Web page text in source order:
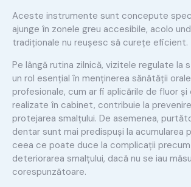
Aceste instrumente sunt concepute
ajunge în zonele greu accesibile, acolo
tradiționale nu reușesc să curețe eficient.
Pe lângă rutina zilnică, vizitele regulate la
un rol esențial în menținerea sănătății
profesionale, cum ar fi aplicările de fluor și
realizate în cabinet, contribuie la
protejarea smalțului. De asemenea,
dentar sunt mai predispuși la acumularea
ceea ce poate duce la complicații
deteriorarea smalțului, dacă nu se iau
corespunzătoare.